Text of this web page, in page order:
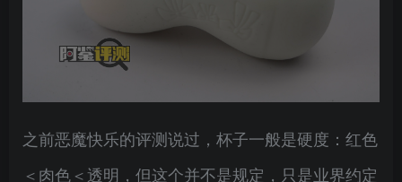
之前恶魔快乐的评测说过，杯子一般是硬度：红色
＜肉色＜透明，但这个并不是规定，只是业界约定